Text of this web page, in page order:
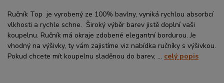
Ručník Top je vyrobený ze 100% bavlny, vyniká rychlou absorbcí
vlkhosti a rychle schne. Široký výběr barev jistě doplní vaši
koupelnu. Ručník má okraje zdobené elegantní bordurou. Je
vhodný na výšivky, ty vám zajistíme viz nabídka ručníky s výšivkou.
Pokud chcete mít koupelnu sladěnou do barev, ... celý popis